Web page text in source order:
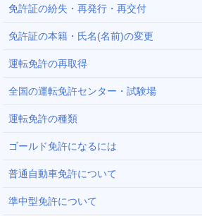
免許証の紛失・再発行・再交付
免許証の本籍・氏名(名前)の変更
運転免許の再取得
全国の運転免許センター・試験場
運転免許の種類
ゴールド免許になるには
普通自動車免許について
準中型免許について